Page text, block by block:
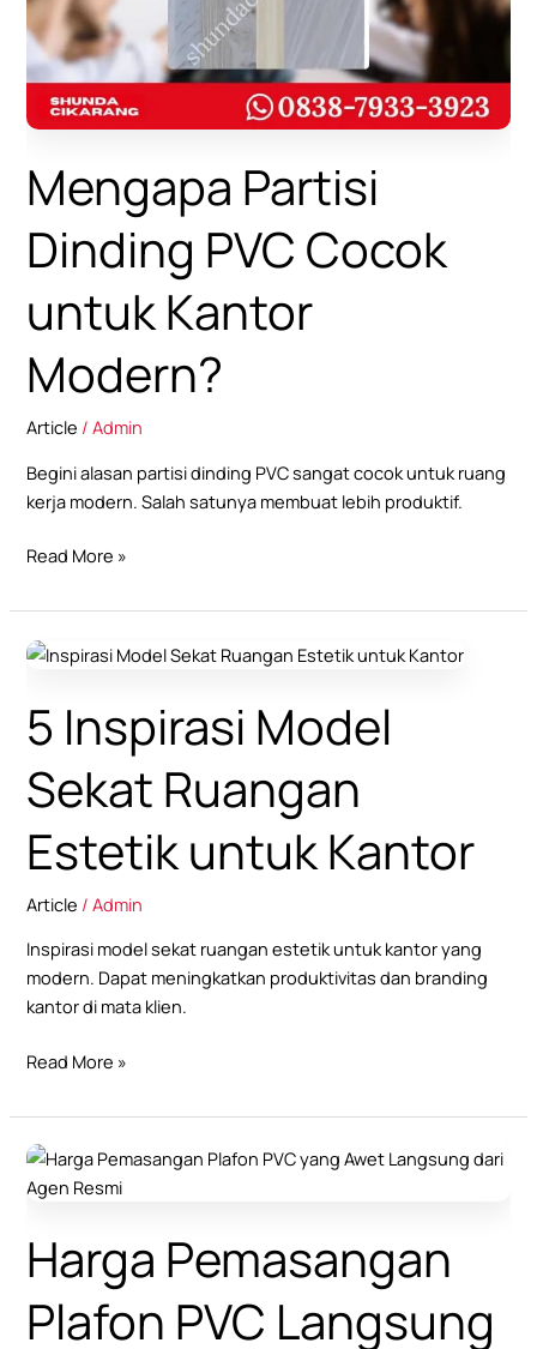
Mengapa Partisi
Dinding PVC Cocok
untuk Kantor
Modern?
Article /Admin
Begini alasan partisi dinding PVC sangat cocok untuk ruang
kerja modern. Salah satunya membuat lebih produktif.
untuk
Kantor
Modern?
Read More »
5 Inspirasi Model
Sekat Ruangan
Estetik untuk Kantor
Article /Admin
Inspirasi model sekat ruangan estetik untuk kantor yang
modern. Dapat meningkatkan produktivitas dan branding
kantor di mata klien.
5
Model
Sekat
Ruangan
Estetik
Kantor
Read More »
Harga Pemasangan
Plafon PVC Langsung
Harga
Pemasangan
PVC
Langsung
dari
Agen